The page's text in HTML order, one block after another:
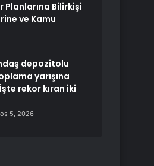
Planlarına Bilirkişi
ve Kamu
depozitolu
yarışına
rekor kıran iki
5, 2026